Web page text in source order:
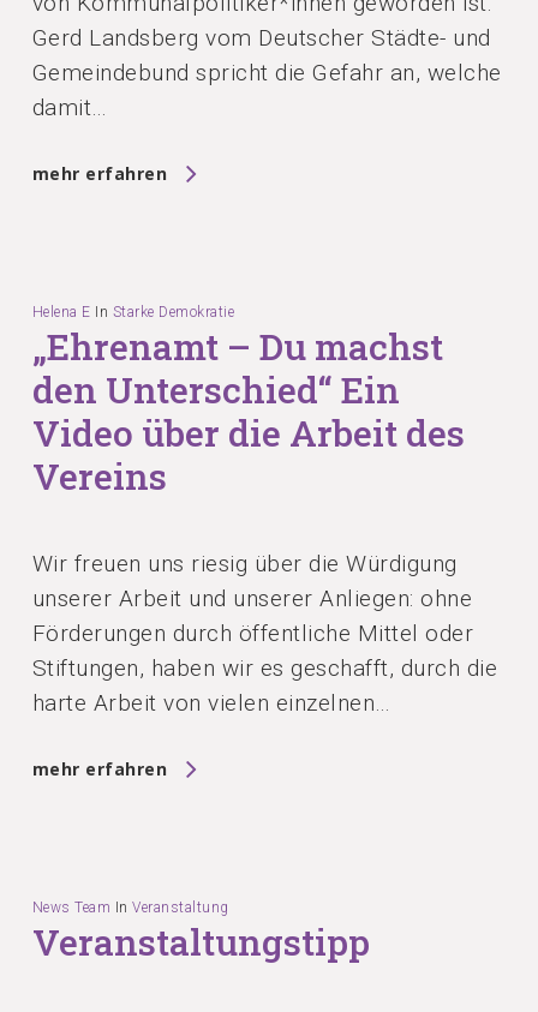
Gerd Landsberg vom Deutscher Städte- und
Gemeindebund spricht die Gefahr an, welche
damit…
mehr erfahren
Helena E In Starke Demokratie
„Ehrenamt – Du machst
den Unterschied“ Ein
Video über die Arbeit des
Vereins
Wir freuen uns riesig über die Würdigung
unserer Arbeit und unserer Anliegen: ohne
Förderungen durch öffentliche Mittel oder
Stiftungen, haben wir es geschafft, durch die
harte Arbeit von vielen einzelnen…
mehr erfahren
News Team InVeranstaltung
Veranstaltungstipp